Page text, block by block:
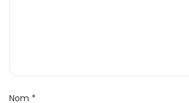
Nom *